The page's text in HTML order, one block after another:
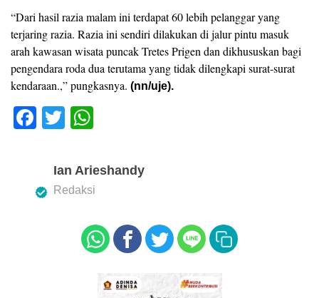
“Dari hasil razia malam ini terdapat 60 lebih pelanggar yang
terjaring razia. Razia ini sendiri dilakukan di jalur pintu masuk
arah kawasan wisata puncak Tretes Prigen dan dikhususkan bagi
pengendara roda dua terutama yang tidak dilengkapi surat-surat
kendaraan.,” pungkasnya. (nn/uje).
F
e
T
tt
er
at
s
p
p
Ian Arieshandy
Redaksi